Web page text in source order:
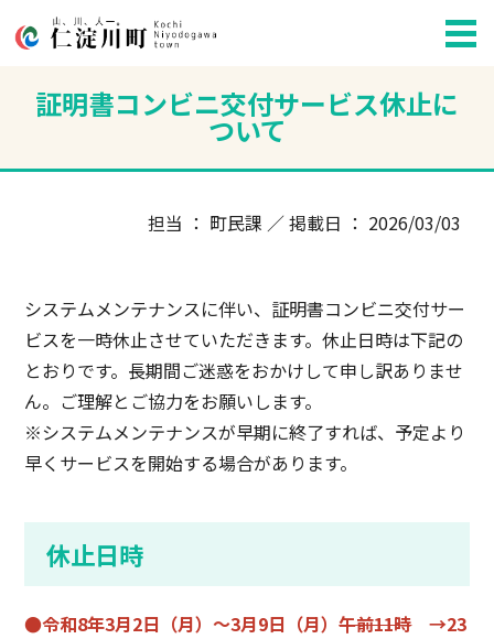
証明書コンビニ交付サービス休止に
ついて
担当 ： 町民課 ／ 掲載日 ： 2026/03/03
システムメンテナンスに伴い、証明書コンビニ交付サー
ビスを一時休止させていただきます。休止日時は下記の
とおりです。長期間ご迷惑をおかけして申し訳ありませ
ん。ご理解とご協力をお願いします。
※システムメンテナンスが早期に終了すれば、予定より
早くサービスを開始する場合があります。
休止日時
●令和8年3月2日（月）～3月9日（月）午前11時→23